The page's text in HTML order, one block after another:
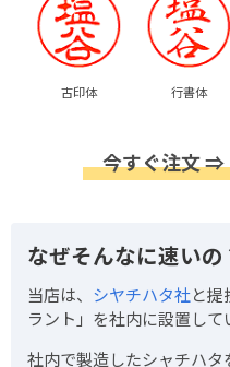
古印体 行書体
今すぐ注文 ⇒
なぜそんなに速いの
当店は、 シヤチハタ社と
ラント」を社内に設置して
社内で製造したシャチハ